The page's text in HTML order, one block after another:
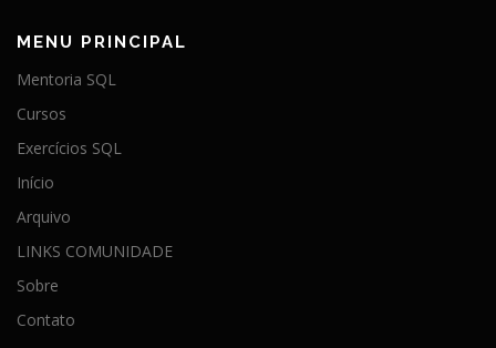
MENU PRINCIPAL
Mentoria SQL
Cursos
Exercícios SQL
Início
Arquivo
LINKS COMUNIDADE
Sobre
Contato